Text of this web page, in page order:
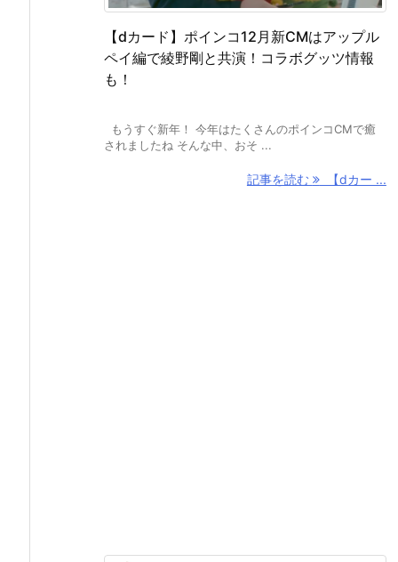
【dカード】ポインコ12月新CMはアップル
ペイ編で綾野剛と共演！コラボグッツ情報
も！
もうすぐ新年！ 今年はたくさんのポインコCMで癒
されましたね そんな中、おそ ...
記事を読む 【dカー ...